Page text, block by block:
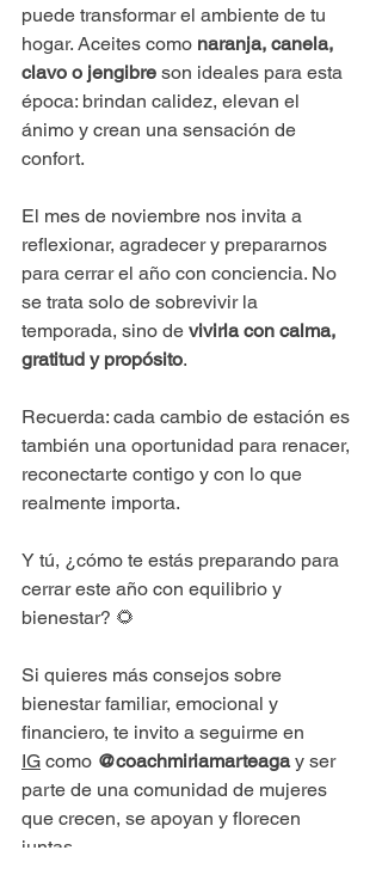
puede transformar el ambiente de tu
hogar. Aceites como naranja, canela,
clavo o jengibre son ideales para esta
época: brindan calidez, elevan el
ánimo y crean una sensación de
confort.
El mes de noviembre nos invita a
reflexionar, agradecer y prepararnos
para cerrar el año con conciencia. No
se trata solo de sobrevivir la
temporada, sino de vivirla con calma,
gratitud y propósito.
Recuerda: cada cambio de estación es
también una oportunidad para renacer,
reconectarte contigo y con lo que
realmente importa.
Y tú, ¿cómo te estás preparando para
cerrar este año con equilibrio y
bienestar? 🌻
Si quieres más consejos sobre
bienestar familiar, emocional y
financiero, te invito a seguirme en
IG como @coachmiriamarteaga y ser
parte de una comunidad de mujeres
que crecen, se apoyan y florecen
juntas.